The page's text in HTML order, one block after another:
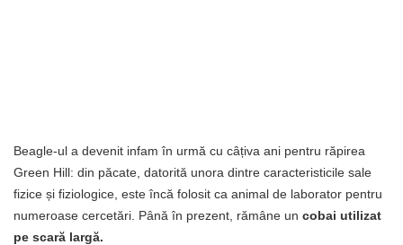
Beagle-ul a devenit infam în urmă cu câțiva ani pentru răpirea
Green Hill: din păcate, datorită unora dintre caracteristicile sale
fizice și fiziologice, este încă folosit ca animal de laborator pentru
numeroase cercetări. Până în prezent, rămâne un cobai utilizat
pe scară largă.